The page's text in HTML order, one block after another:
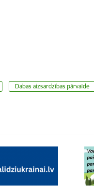
​​​​​​​Dabas aizsardzības pārvalde